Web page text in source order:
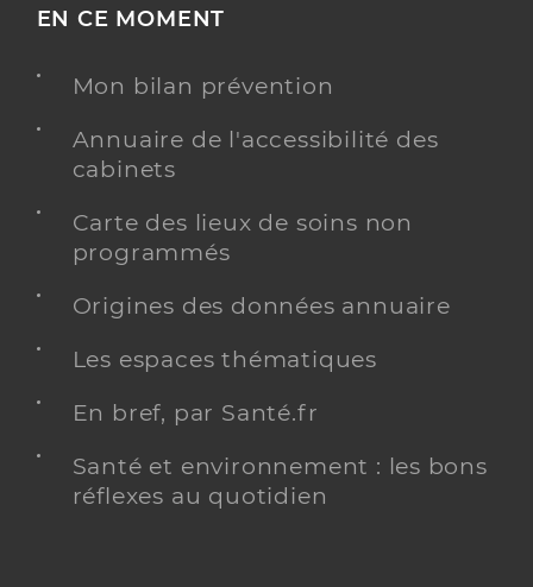
EN CE MOMENT
Mon bilan prévention
Annuaire de l'accessibilité des
cabinets
Carte des lieux de soins non
programmés
Origines des données annuaire
Les espaces thématiques
En bref, par Santé.fr
Santé et environnement : les bons
réflexes au quotidien